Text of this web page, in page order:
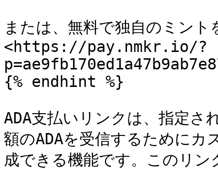
または、無料で独自のミン
<https://pay.nmkr.io/?
{% endhint %}
ADA支払いリンクは、指定さ
額のADAを受信するために
成できる機能です。このリ